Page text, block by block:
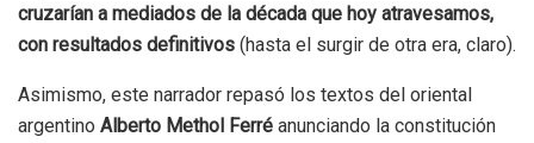
cruzarían a mediados de la década que hoy atravesamos,
con resultados definitivos (hasta el surgir de otra era, claro).
Asimismo, este narrador repasó los textos del oriental
argentino Alberto Methol Ferré anunciando la constitución